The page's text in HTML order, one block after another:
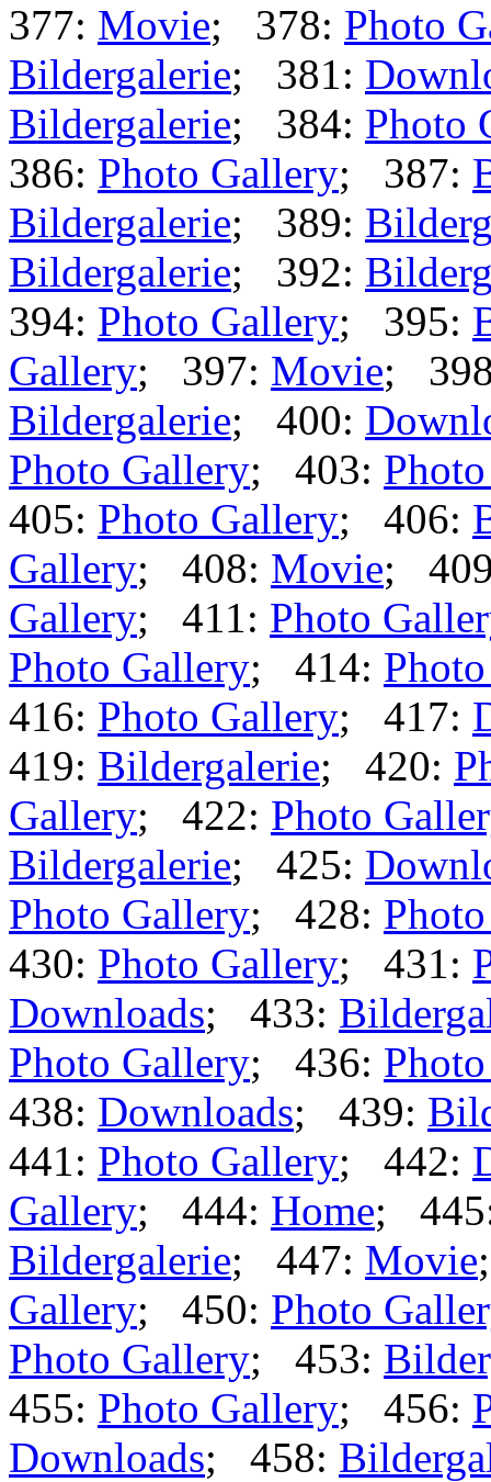
377: Movie; 378: Photo
Bildergalerie; 381:
Bildergalerie; 384: Photo
386: Photo Gallery; 387:
Bildergalerie; 389:
Bildergalerie; 392:
394: Photo Gallery; 395:
Gallery; 397: Movie;
Bildergalerie; 400:
Photo Gallery; 403:
405: Photo Gallery; 406:
Gallery; 408: Movie;
Gallery; 411: Photo
Photo Gallery; 414:
416: Photo Gallery; 417:
419: Bildergalerie; 420:
Gallery; 422: Photo
Bildergalerie; 425:
Photo Gallery; 428:
430: Photo Gallery; 431:
Downloads; 433:
Photo Gallery; 436:
438: Downloads; 439:
441: Photo Gallery; 442:
Gallery; 444: Home;
Bildergalerie; 447: Movie
Gallery; 450: Photo
Photo Gallery; 453:
455: Photo Gallery; 456:
Downloads; 458: